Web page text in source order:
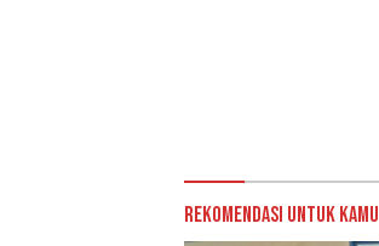
Rekomendasi untuk kamu